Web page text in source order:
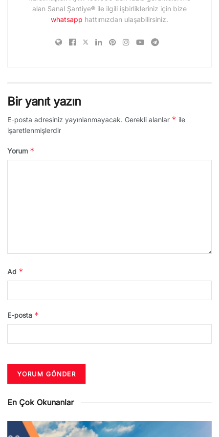
alan Sanal Şantiye® ile ilgili işbirlikleriniz için bize
whatsapp hattımızdan ulaşabilirsiniz.
Bir yanıt yazın
E-posta adresiniz yayınlanmayacak. Gerekli alanlar * ile
işaretlenmişlerdir
Yorum *
Ad *
E-posta *
En Çok Okunanlar